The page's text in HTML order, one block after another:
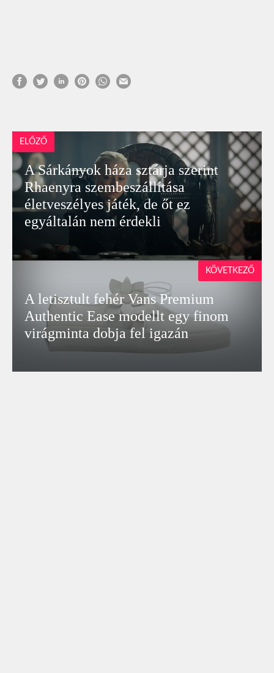
ELŐZŐ
A Sárkányok háza sztárja szerint
Rhaenyra szembeszállítása
életveszélyes játék, de őt ez
egyáltalán nem érdekli
A letisztult fehér Vans Premium
Authentic Ease modellt egy finom
virágminta dobja fel igazán
KÖVETKEZŐ